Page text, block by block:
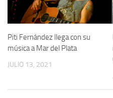
Piti Fernández llega con su
música a Mar del Plata
JULIO 13, 2021